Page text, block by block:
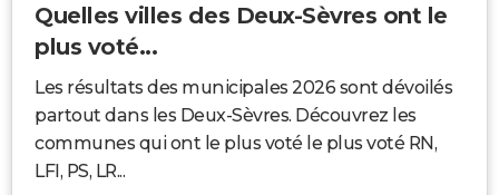
Quelles villes des Deux-Sèvres ont le
plus voté...
Les résultats des municipales 2026 sont dévoilés
partout dans les Deux-Sèvres. Découvrez les
communes qui ont le plus voté le plus voté RN,
LFI, PS, LR...